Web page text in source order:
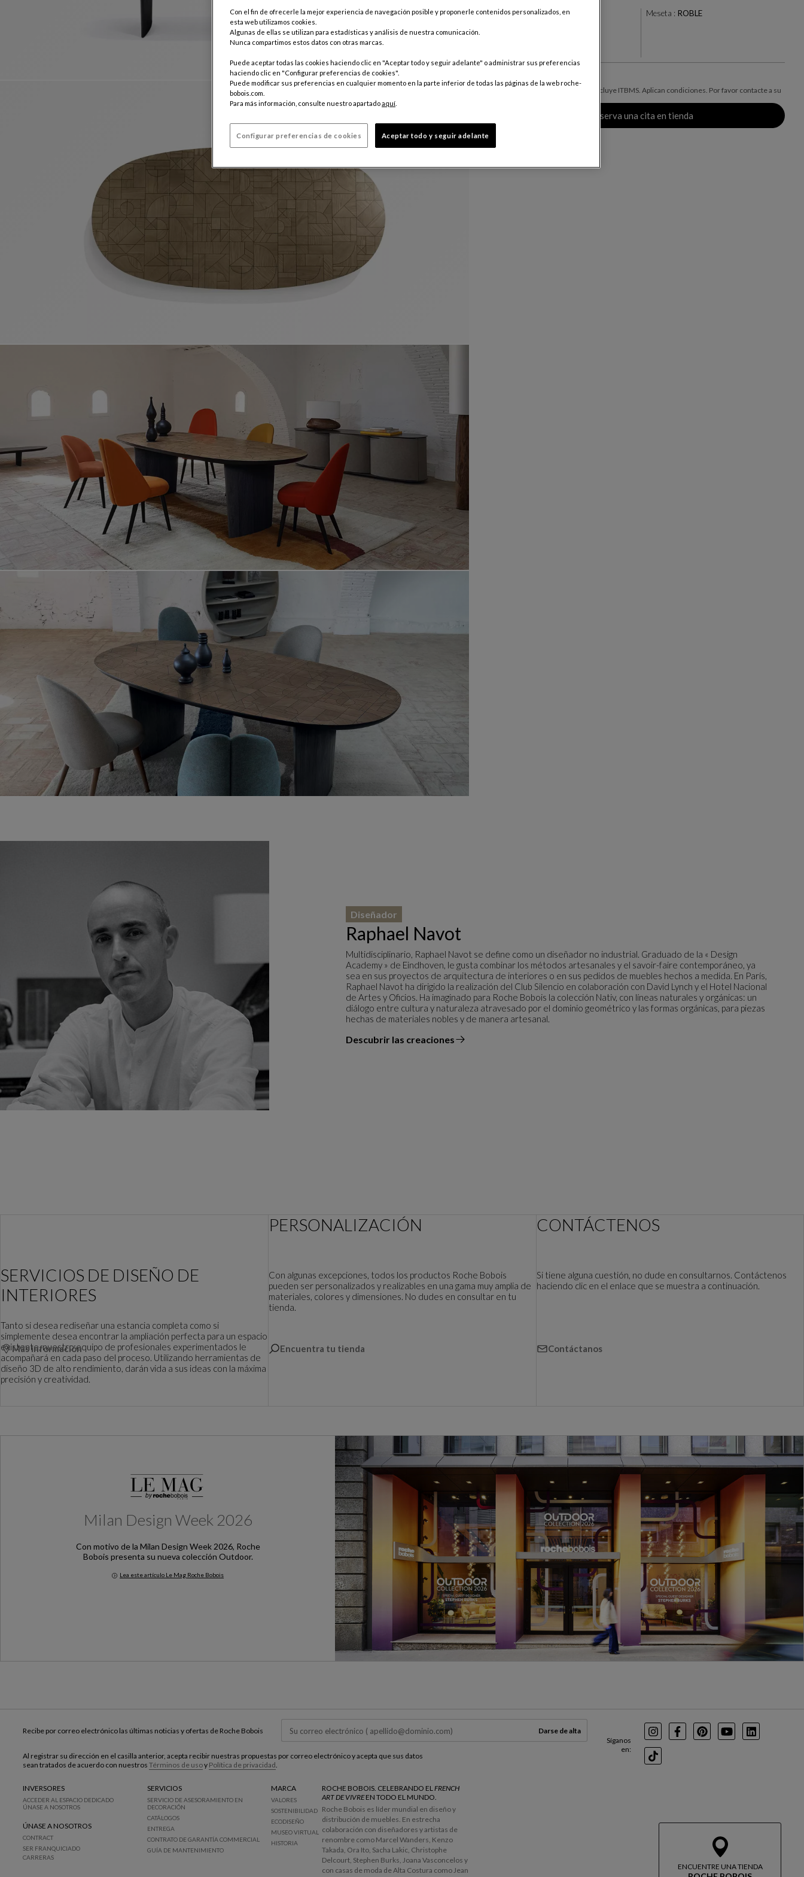
Meseta : ROBLE
Color :Naturel joint noir
$ 10,610
Precio válido para Panamá, no incluye ITBMS. Aplican condiciones. Por favor contacte a su
Reserva una cita en tienda
Raphael Navot
Diseñador
Multidisciplinario, Raphael Navot se define como un diseñador no industrial. Graduado de la « Design
Academy » de Eindhoven, le gusta combinar los métodos artesanales y el savoir-faire contemporáneo, ya
sea en sus proyectos de arquitectura de interiores o en sus pedidos de muebles hechos a medida. En París,
Raphael Navot ha dirigido la realización del Club Silencio en colaboración con David Lynch y el Hotel Nacional
de Artes y Oficios. Ha imaginado para Roche Bobois la colección Nativ, con líneas naturales y orgánicas: un
diálogo entre cultura y naturaleza atravesado por el dominio geométrico y las formas orgánicas, para piezas
hechas de materiales nobles y de manera artesanal.
Descubrir las creaciones
el diseñador
SERVICIOS DE DISEÑO DE
INTERIORES
Tanto si desea rediseñar una estancia completa como si
simplemente desea encontrar la ampliación perfecta para un espacio
existente, nuestro equipo de profesionales experimentados le
acompañará en cada paso del proceso. Utilizando herramientas de
diseño 3D de alto rendimiento, darán vida a sus ideas con la máxima
precisión y creatividad.
Más información
PERSONALIZACIÓN
Con algunas excepciones, todos los productos Roche Bobois
pueden ser personalizados y realizables en una gama muy amplia de
materiales, colores y dimensiones. No dudes en consultar en tu
tienda.
Encuentra tu tienda
CONTÁCTENOS
Si tiene alguna cuestión, no dude en consultarnos. Contáctenos
haciendo clic en el enlace que se muestra a continuación.
Contáctanos
Milan Design Week 2026
Con motivo de la Milan Design Week 2026, Roche
Bobois presenta su nueva colección Outdoor.
Lea este artículo Le Mag Roche Bobois
Milan Design Week 2026
ENCUENTRE UNA TIENDA
Síganos
en:
InstagramFacebookPinterest
YoutubeLinkedIn
TikTok
Recibe por correo electrónico las últimas noticias y ofertas de Roche Bobois Darse de alta
Al registrar su dirección en el casilla anterior, acepta recibir nuestras propuestas por correo electrónico y acepta que sus datos
sean tratados de acuerdo con nuestros Términos de usoy Política de privacidad.
INVERSORES
ACCEDER AL ESPACIO DEDICADO
ÚNASE A NOSOTROS
ÚNASE A NOSOTROS
CONTRACT
SER FRANQUICIADO
CARRERAS
SERVICIOS
SERVICIO DE ASESORAMIENTO EN
DECORACIÓN
CATÁLOGOS
ENTREGA
CONTRATO DE GARANTÍA COMMERCIAL
GUÍA DE MANTENIMIENTO
MARCA
VALORES
SOSTENIBILIDAD
ECODISEÑO
MUSEO VIRTUAL
HISTORIA
ROCHE BOBOIS. CELEBRANDO ELFRENCH
ART DE VIVREEN TODO EL MUNDO.
Roche Bobois es líder mundial en diseño y
distribución de muebles. En estrecha
colaboración con diseñadores y artistas de
renombre como Marcel Wanders, Kenzo
Takada, Ora Ito, Sacha Lakic, Christophe
Delcourt, Stephen Burks, Joana Vasconcelos y
con casas de moda de Alta Costura como Jean
Con el fin de ofrecerle la mejor experiencia de navegación posible y proponerle contenidos personalizados, en
esta web utilizamos cookies.
Algunas de ellas se utilizan para estadísticas y análisis de nuestra comunicación.
Nunca compartimos estos datos con otras marcas.
Puede aceptar todas las cookies haciendo clic en "Aceptar todo y seguir adelante" o administrar sus preferencias
haciendo clic en "Configurar preferencias de cookies".
Puede modificar sus preferencias en cualquier momento en la parte inferior de todas las páginas de la web roche-
bobois.com.
Para más información, consulte nuestro apartadoaquí
Configurar preferencias de cookies Aceptar todo y seguir adelante